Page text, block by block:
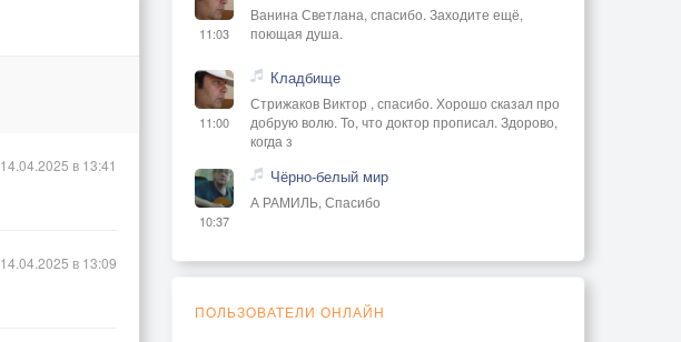
14.04.2025 в 13:41
14.04.2025 в 13:09
11:03
Ванина Светлана, спасибо. Заходите ещё,
поющая душа.
11:00
Кладбище
Стрижаков Виктор , спасибо. Хорошо сказал про
добрую волю. То, что доктор прописал. Здорово,
когда з
10:37
Чёрно-белый мир
А РАМИЛЬ, Спасибо
ПОЛЬЗОВАТЕЛИ ОНЛАЙН